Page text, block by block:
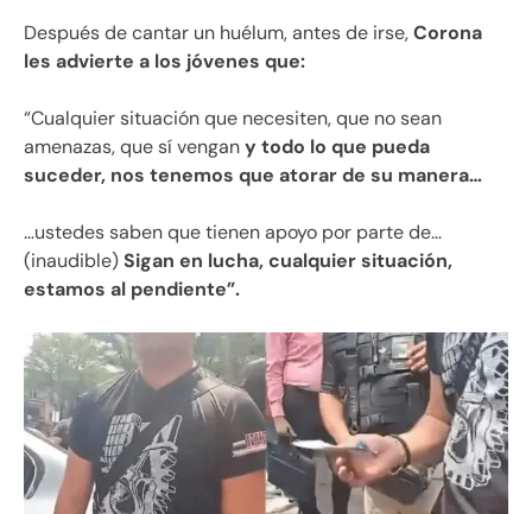
Después de cantar un huélum, antes de irse,Corona
les advierte a los jóvenes que:
“Cualquier situación que necesiten, que no sean
amenazas, que sí vengany todo lo que pueda
suceder, nos tenemos que atorar de su manera…
…ustedes saben que tienen apoyo por parte de…
(inaudible)Sigan en lucha, cualquier situación,
estamos al pendiente”.